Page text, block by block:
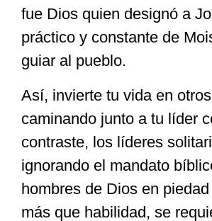
fue Dios quien designó a
práctico y constante de
guiar al pueblo.
Así, invierte tu vida en
caminando junto a tu líder
contraste, los líderes
ignorando el mandato
hombres de Dios en
más que habilidad, se